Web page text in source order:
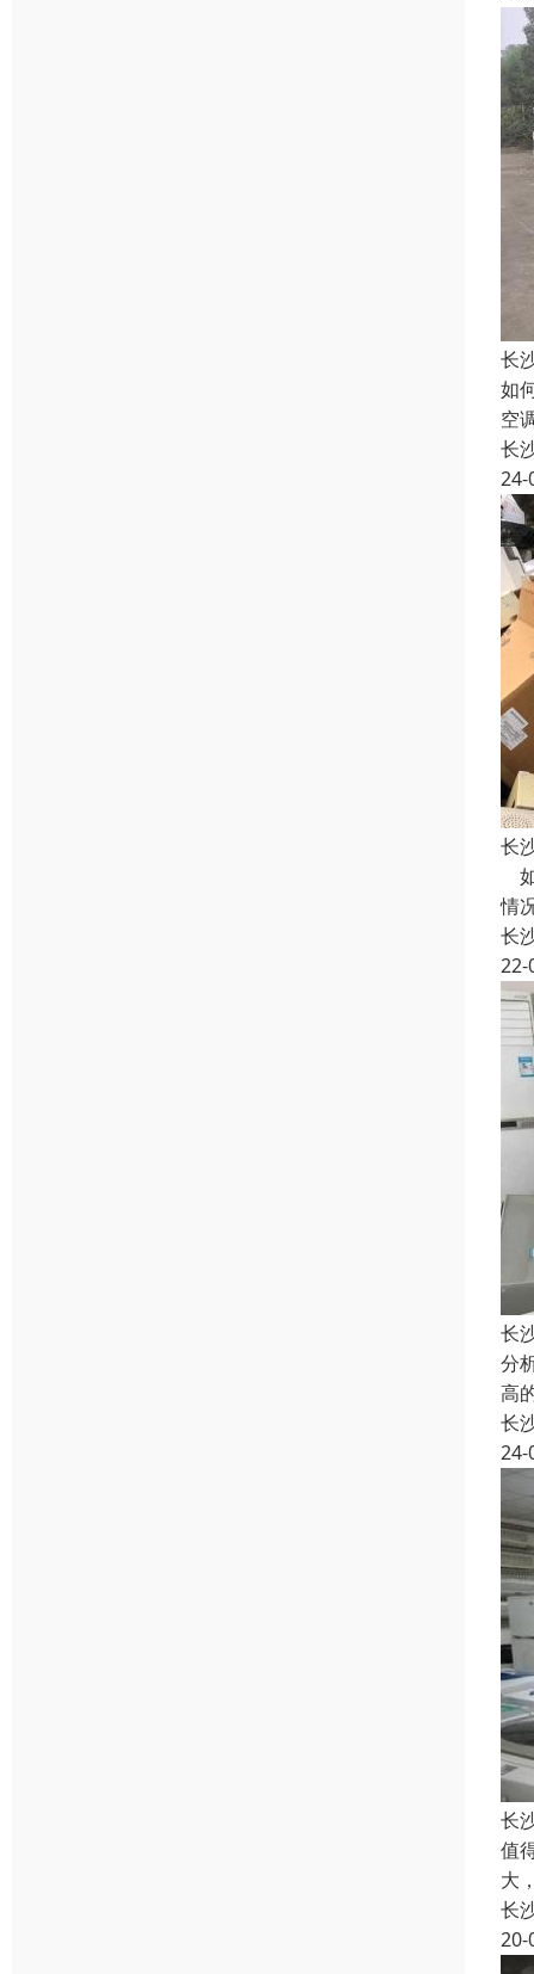
长
如
空
长
24-
长
情
长
22-
长
分
高
长
24-
长
值
大
长
20-